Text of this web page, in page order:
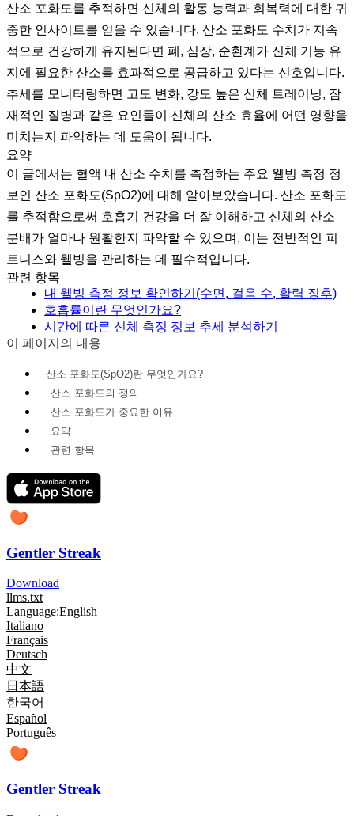
산소 포화도를 추적하면 신체의 활동 능력과 회복력에 대한 귀
중한 인사이트를 얻을 수 있습니다. 산소 포화도 수치가 지속
적으로 건강하게 유지된다면 폐, 심장, 순환계가 신체 기능 유
지에 필요한 산소를 효과적으로 공급하고 있다는 신호입니다.
추세를 모니터링하면 고도 변화, 강도 높은 신체 트레이닝, 잠
재적인 질병과 같은 요인들이 신체의 산소 효율에 어떤 영향을
미치는지 파악하는 데 도움이 됩니다.
요약
이 글에서는 혈액 내 산소 수치를 측정하는 주요 웰빙 측정 정
보인 산소 포화도(SpO2)에 대해 알아보았습니다. 산소 포화도
를 추적함으로써 호흡기 건강을 더 잘 이해하고 신체의 산소
분배가 얼마나 원활한지 파악할 수 있으며, 이는 전반적인 피
트니스와 웰빙을 관리하는 데 필수적입니다.
관련 항목
내 웰빙 측정 정보 확인하기(수면, 걸음 수, 활력 징후)
호흡률이란 무엇인가요?
시간에 따른 신체 측정 정보 추세 분석하기
이 페이지의 내용
산소 포화도(SpO2)란 무엇인가요?
산소 포화도의 정의
산소 포화도가 중요한 이유
요약
관련 항목
Gentler Streak
Download
llms.txt
Language:English
Italiano
Français
Deutsch
中文
日本語
한국어
Español
Português
Gentler Streak